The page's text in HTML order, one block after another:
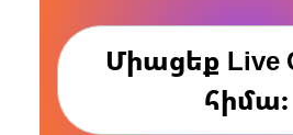
Միացեք Live
հիմա։